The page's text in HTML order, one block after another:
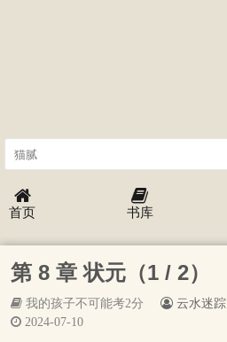
首页 书库
第 8 章 状元（1 / 2）
我的孩子不可能考2分 云水迷踪
2024-07-10